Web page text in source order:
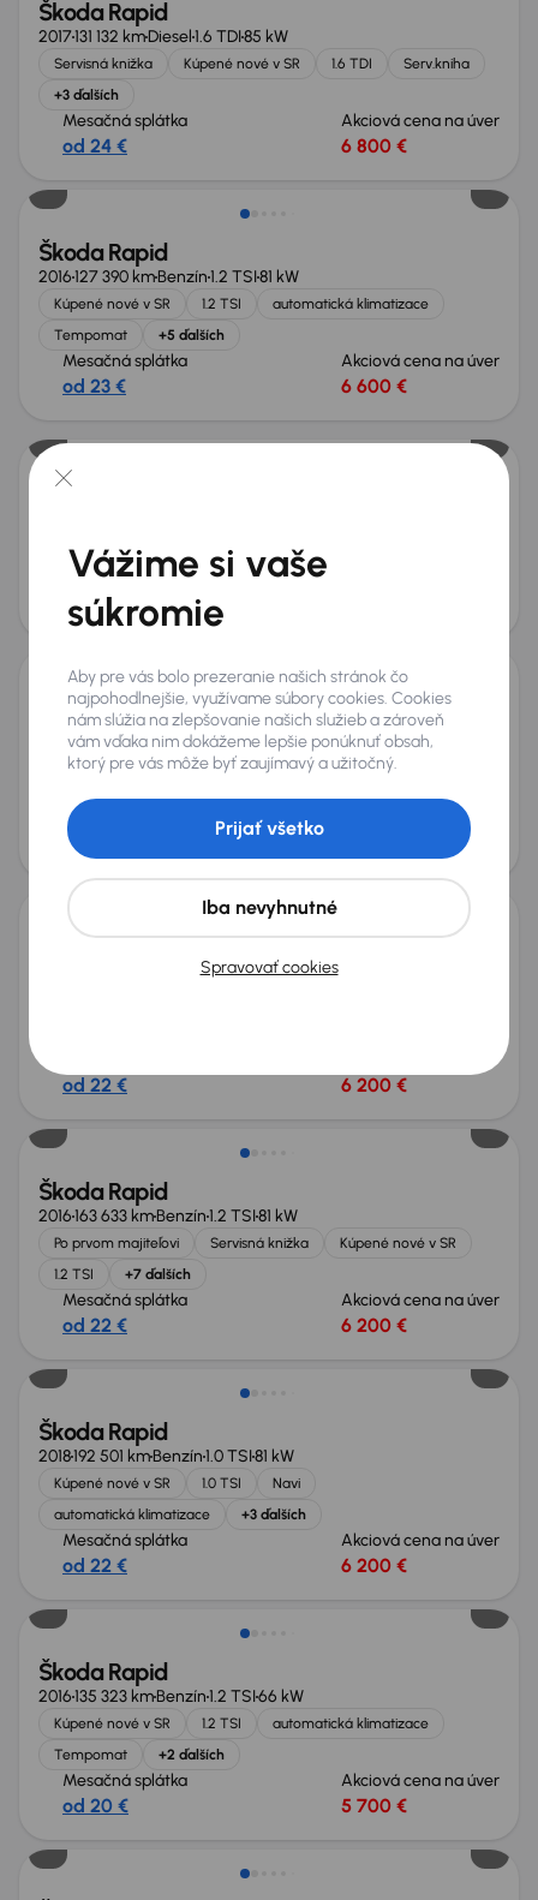
Škoda Rapid
2017131 132 kmDiesel1.6 TDI85 kW
Servisná knižka Kúpené nové v SR 1.6 TDI
Serv.kniha
+3 ďalších
Mesačná splátka
od 24 €
Akciová cena na úver
6 800 €
Škoda Rapid
2016127 390 kmBenzín1.2 TSI81 kW
Kúpené nové v SR 1.2 TSI
automatická klimatizace
Tempomat
+5 ďalších
Mesačná splátka
od 23 €
Akciová cena na úver
6 600 €
1.2 TSI El.okna Parkovacie senzory
Mesačná splátka
od 23 €
Škoda Rapid
2016 145 444 km Benzín1.2 TSI 81 kW
Servisná knižka Kúpené nové v SR 1.2 TSI
Mesačná splátka
od 22 €
Akciová cena na úver
Benzín1.2 TSI81 kW
od 22 €
Akciová cena na úver
6 200 €
Škoda Rapid
2016163 633 kmBenzín1.2 TSI81 kW
Po prvom majiteľovi Servisná knižka
Kúpené nové v SR
1.2 TSI
+7 ďalších
Mesačná splátka
od 22 €
Akciová cena na úver
6 200 €
Škoda Rapid
2018192 501 kmBenzín1.0 TSI81 kW
Kúpené nové v SR 1.0 TSI
Navi
automatická klimatizace
+3 ďalších
Mesačná splátka
od 22 €
Akciová cena na úver
6 200 €
Škoda Rapid
2016135 323 kmBenzín1.2 TSI66 kW
Kúpené nové v SR 1.2 TSI
automatická klimatizace
Tempomat
+2 ďalších
Mesačná splátka
od 20 €
Akciová cena na úver
5 700 €
Vážime si vaše
súkromie
Aby pre vás bolo prezeranie našich stránok čo
najpohodlnejšie, využívame súbory cookies. Cookies
nám slúžia na zlepšovanie našich služieb a zároveň
vám vďaka nim dokážeme lepšie ponúknuť obsah,
ktorý pre vás môže byť zaujímavý a užitočný.
Spravovať cookies
Iba nevyhnutné
Prijať všetko